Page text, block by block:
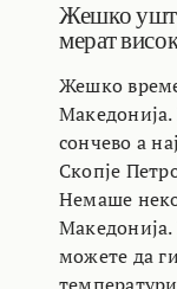
Жешко
мерат
Жешко
Македонија.
сончево а
Скопје
Немаше
можете да